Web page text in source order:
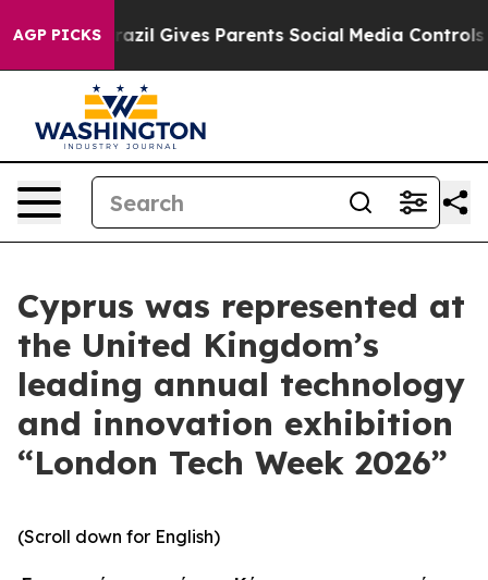
AGP PICKS
Brazil Gives Parents Social Media Controls for
Cyprus was represented at
the United Kingdom’s
leading annual technology
and innovation exhibition
“London Tech Week 2026”
(Scroll down for English)